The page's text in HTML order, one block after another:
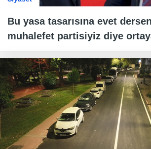
Bu yasa tasarısına evet
muhalefet partisiyiz diye